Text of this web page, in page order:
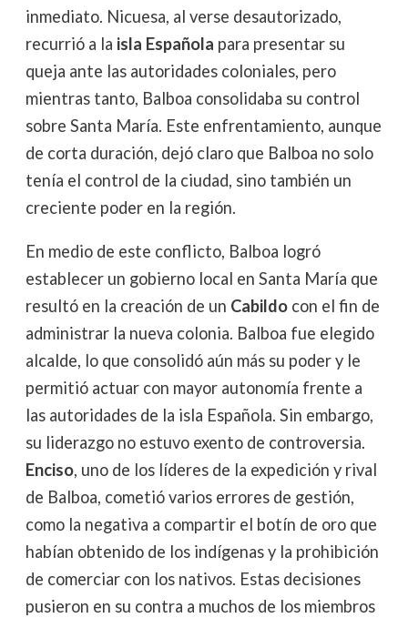
inmediato. Nicuesa, al verse desautorizado,
recurrió a la isla Española para presentar su
queja ante las autoridades coloniales, pero
mientras tanto, Balboa consolidaba su control
sobre Santa María. Este enfrentamiento, aunque
de corta duración, dejó claro que Balboa no solo
tenía el control de la ciudad, sino también un
creciente poder en la región.
En medio de este conflicto, Balboa logró
establecer un gobierno local en Santa María que
resultó en la creación de un Cabildocon el fin de
administrar la nueva colonia. Balboa fue elegido
alcalde, lo que consolidó aún más su poder y le
permitió actuar con mayor autonomía frente a
las autoridades de la isla Española. Sin embargo,
su liderazgo no estuvo exento de controversia.
Enciso, uno de los líderes de la expedición y rival
de Balboa, cometió varios errores de gestión,
como la negativa a compartir el botín de oro que
habían obtenido de los indígenas y la prohibición
de comerciar con los nativos. Estas decisiones
pusieron en su contra a muchos de los miembros